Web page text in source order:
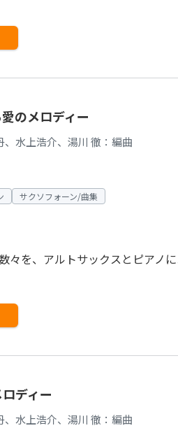
のメロディー
水上浩介、湯川 徹：編曲
サクソフォーン/曲集
々を、アルトサックスとピアノ
ディー
水上浩介、湯川 徹：編曲